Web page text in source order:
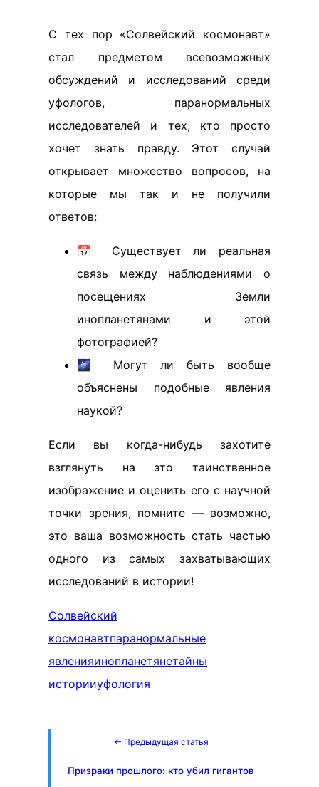
С тех пор «Солвейский космонавт»
стал предметом всевозможных
обсуждений и исследований среди
уфологов, паранормальных
исследователей и тех, кто просто
хочет знать правду. Этот случай
открывает множество вопросов, на
которые мы так и не получили
ответов:
📅 Существует ли реальная
связь между наблюдениями о
посещениях Земли
инопланетянами и этой
фотографией?
🌌 Могут ли быть вообще
объяснены подобные явления
наукой?
Если вы когда-нибудь захотите
взглянуть на это таинственное
изображение и оценить его с научной
точки зрения, помните — возможно,
это ваша возможность стать частью
одного из самых захватывающих
исследований в истории!
Солвейский
космонавтпаранормальные
явленияинопланетянетайны
историиуфология
← Предыдущая статья
Призраки прошлого: кто убил гигантов